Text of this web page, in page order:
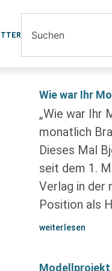
Wie war Ihr
„Wie war Ihr
monatlich
Dieses Mal
seit dem 1.
Verlag in der
Position als
weiterlesen